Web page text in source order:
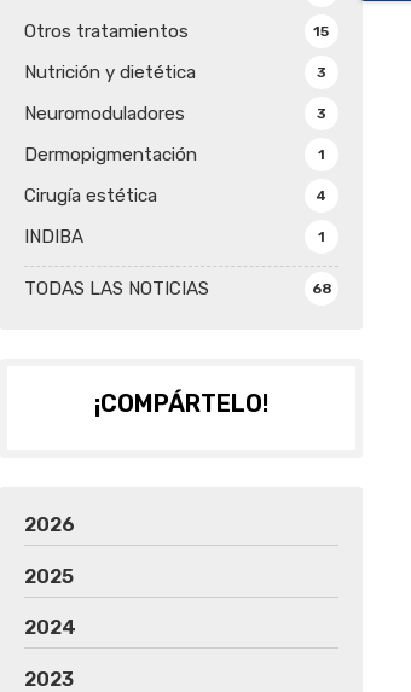
TODAS LAS NOTICIAS 68
Otros tratamientos 15
Nutrición y dietética 3
Neuromoduladores 3
Dermopigmentación 1
Cirugía estética 4
INDIBA 1
¡COMPÁRTELO!
2026
2025
2024
2023